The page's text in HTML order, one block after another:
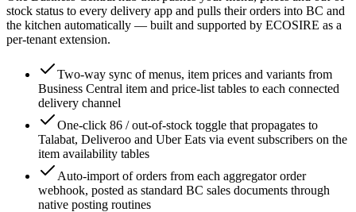
stock status to every delivery app and pulls their orders into BC and
the kitchen automatically — built and supported by ECOSIRE as a
per-tenant extension.
Two-way sync of menus, item prices and variants from
Business Central item and price-list tables to each connected
delivery channel
One-click 86 / out-of-stock toggle that propagates to
Talabat, Deliveroo and Uber Eats via event subscribers on the
item availability tables
Auto-import of orders from each aggregator order
webhook, posted as standard BC sales documents through
native posting routines